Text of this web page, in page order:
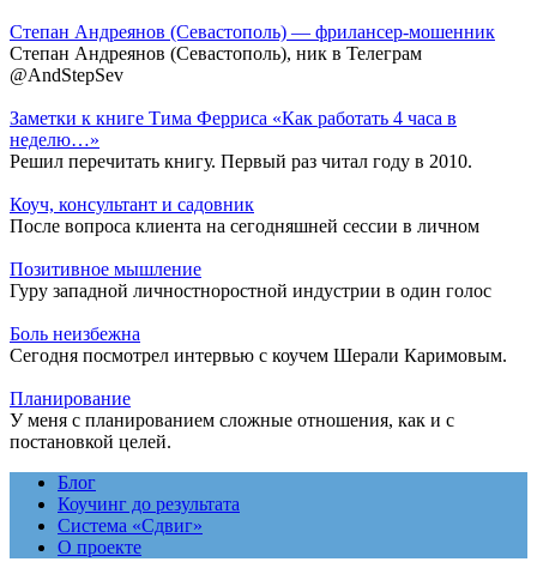
Степан Андреянов (Севастополь) — фрилансер-мошенник
Степан Андреянов (Севастополь), ник в Телеграм
@AndStepSev
Заметки к книге Тима Ферриса «Как работать 4 часа в
неделю…»
Решил перечитать книгу. Первый раз читал году в 2010.
Коуч, консультант и садовник
После вопроса клиента на сегодняшней сессии в личном
Позитивное мышление
Гуру западной личностноростной индустрии в один голос
Боль неизбежна
Сегодня посмотрел интервью с коучем Шерали Каримовым.
Планирование
У меня с планированием сложные отношения, как и с
постановкой целей.
Блог
Коучинг до результата
Система «Сдвиг»
О проекте